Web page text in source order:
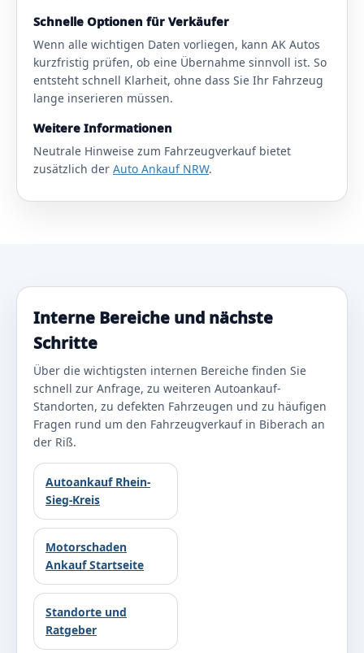
Schnelle Optionen für Verkäufer
Wenn alle wichtigen Daten vorliegen, kann AK Autos
kurzfristig prüfen, ob eine Übernahme sinnvoll ist. So
entsteht schnell Klarheit, ohne dass Sie Ihr Fahrzeug
lange inserieren müssen.
Weitere Informationen
Neutrale Hinweise zum Fahrzeugverkauf bietet
zusätzlich der Auto Ankauf NRW.
Interne Bereiche und nächste
Schritte
Über die wichtigsten internen Bereiche finden Sie
schnell zur Anfrage, zu weiteren Autoankauf-
Standorten, zu defekten Fahrzeugen und zu häufigen
Fragen rund um den Fahrzeugverkauf in Biberach an
der Riß.
Autoankauf Rhein-
Sieg-Kreis
Motorschaden
Ankauf Startseite
Standorte und
Ratgeber